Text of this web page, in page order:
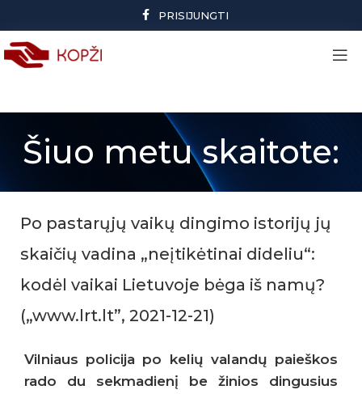
PRISIJUNGTI
Šiuo metu skaitote:
Po pastarųjų vaikų dingimo istorijų jų
skaičių vadina „neįtikėtinai dideliu“:
kodėl vaikai Lietuvoje bėga iš namų?
(„www.lrt.lt”, 2021-12-21)
Vilniaus policija po kelių valandų paieškos
rado du sekmadienį be žinios dingusius